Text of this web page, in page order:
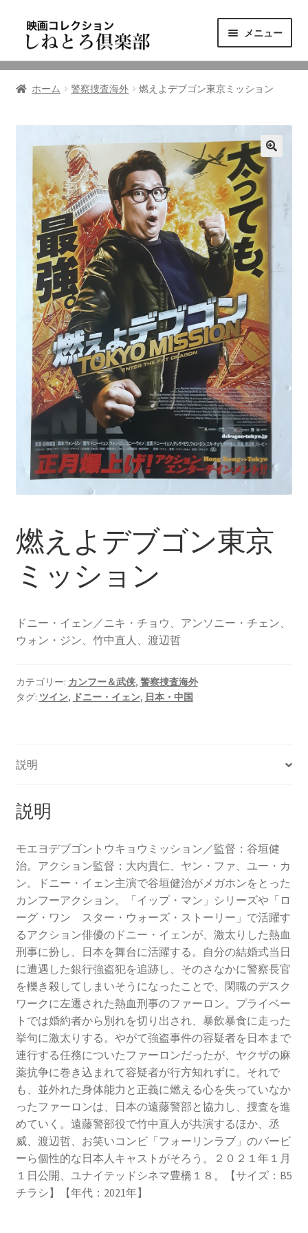
ゲ
シ
ン
テ
ツ
ス
メニュー
ニュース
東三河の映画館
しねとろ倶楽部について
リンクの旅
ホーム 警察捜査海外 燃えよデブゴン東京ミッション
燃えよデブゴン東京
ミッション
ドニー・イェン／ニキ・チョウ、アンソニー・チェン、
ウォン・ジン、竹中直人、渡辺哲
カテゴリー: カンフー＆武侠, 警察捜査海外
タグ: ツイン, ドニー・イェン, 日本・中国
説明
説明
モエヨデブゴントウキョウミッション／監督：谷垣健
治。アクション監督：大内貴仁、ヤン・ファ、ユー・カ
ン。ドニー・イェン主演で谷垣健治がメガホンをとった
カンフーアクション。「イップ・マン」シリーズや「ロ
ーグ・ワン スター・ウォーズ・ストーリー」で活躍す
るアクション俳優のドニー・イェンが、激太りした熱血
刑事に扮し、日本を舞台に活躍する。自分の結婚式当日
に遭遇した銀行強盗犯を追跡し、そのさなかに警察長官
を轢き殺してしまいそうになったことで、閑職のデスク
ワークに左遷された熱血刑事のファーロン。プライベー
トでは婚約者から別れを切り出され、暴飲暴食に走った
挙句に激太りする。やがて強盗事件の容疑者を日本まで
連行する任務についたファーロンだったが、ヤクザの麻
薬抗争に巻き込まれて容疑者が行方知れずに。それで
も、並外れた身体能力と正義に燃える心を失っていなか
ったファーロンは、日本の遠藤警部と協力し、捜査を進
めていく。遠藤警部役で竹中直人が共演するほか、丞
威、渡辺哲、お笑いコンビ「フォーリンラブ」のバービ
ーら個性的な日本人キャストがそろう。２０２１年１月
１日公開、ユナイテッドシネマ豊橋１８。【サイズ：B5
チラシ】【年代：2021年】